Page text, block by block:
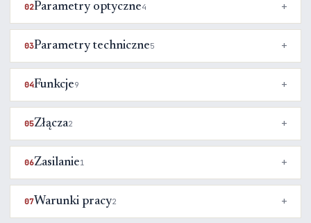
02Parametry optyczne4
03Parametry techniczne5
04Funkcje9
05Złącza2
06Zasilanie1
07Warunki pracy2